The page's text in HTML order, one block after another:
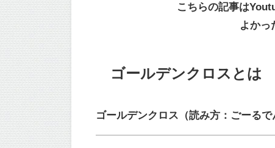
こちらの記事は
よかっ
ゴールデンクロスとは
ゴールデンクロス（読み方：ごーるで